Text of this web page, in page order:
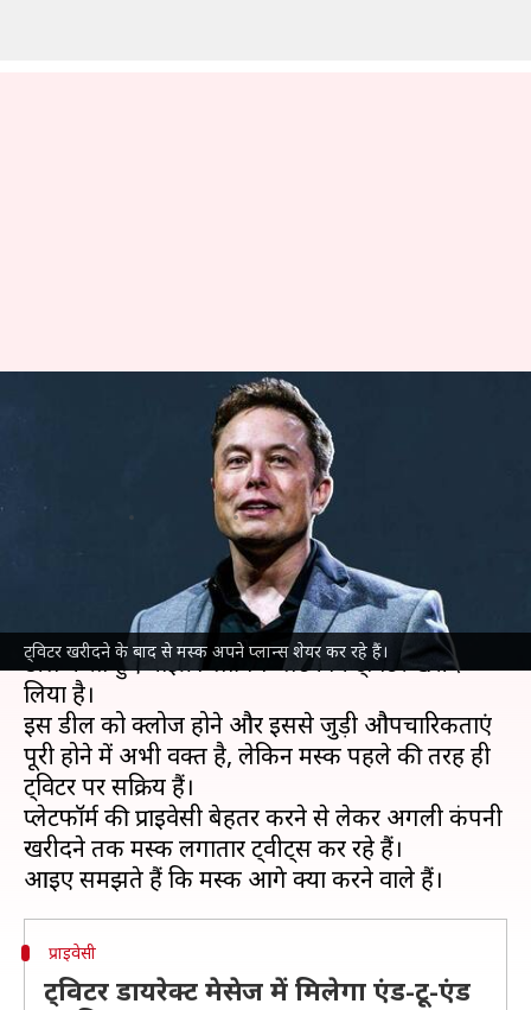
ट्विटर खरीदने के बाद से मस्क अपने प्लान्स शेयर कर रहे हैं।
एंड-टू-एंड एनक्रिप्शन से कोका-कोला
खरीदने तक, ट्विटर खरीदने के बाद
क्या है मस्क का प्लान?
Apr 28, 2022 08:48 pm
दुनिया के सबसे अमीर इंसानएलन मस्कने सबसे बड़ी टेक
डील करते हुए माइक्रोब्लॉगिंग प्लेटफॉर्म ट्विटर खरीद
लिया है।
इस डील को क्लोज होने और इससे जुड़ी औपचारिकताएं
पूरी होने में अभी वक्त है, लेकिन मस्क पहले की तरह ही
ट्विटर पर सक्रिय हैं।
प्लेटफॉर्म की प्राइवेसी बेहतर करने से लेकर अगली कंपनी
खरीदने तक मस्क लगातार ट्वीट्स कर रहे हैं।
प्राइवेसी
ट्विटर डायरेक्ट मेसेज में मिलेगा एंड-टू-एंड